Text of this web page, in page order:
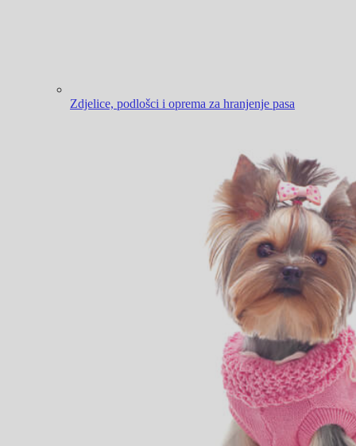
Zdjelice, podlošci i oprema za hranjenje pasa